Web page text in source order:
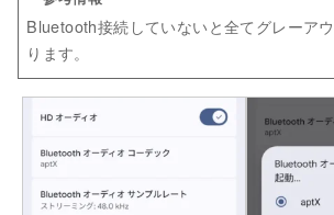
Bluetooth接続していないと全てグレーア
ります。